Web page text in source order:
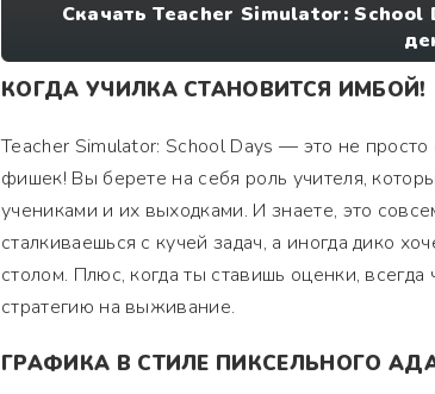
Скачать Teacher Simulator:
КОГДА УЧИЛКА СТАНОВИТСЯ ИМБОЙ!
Teacher Simulator: School Days — это не
фишек! Вы берете на себя роль учителя,
учениками и их выходками. И знаете, это
сталкиваешься с кучей задач, а иногда дико
столом. Плюс, когда ты ставишь оценки,
стратегию на выживание.
ГРАФИКА В СТИЛЕ ПИКСЕЛЬНОГО